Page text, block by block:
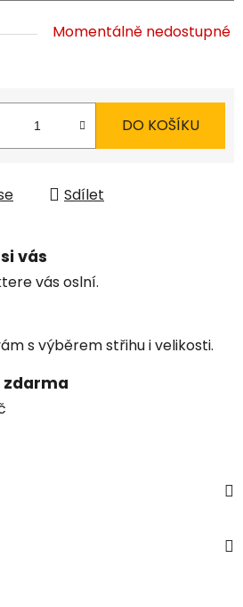
Momentálně nedostupné
DO KOŠÍKU
Sdílet
vás
vás oslní.
s výběrem střihu i velikosti.
zdarma